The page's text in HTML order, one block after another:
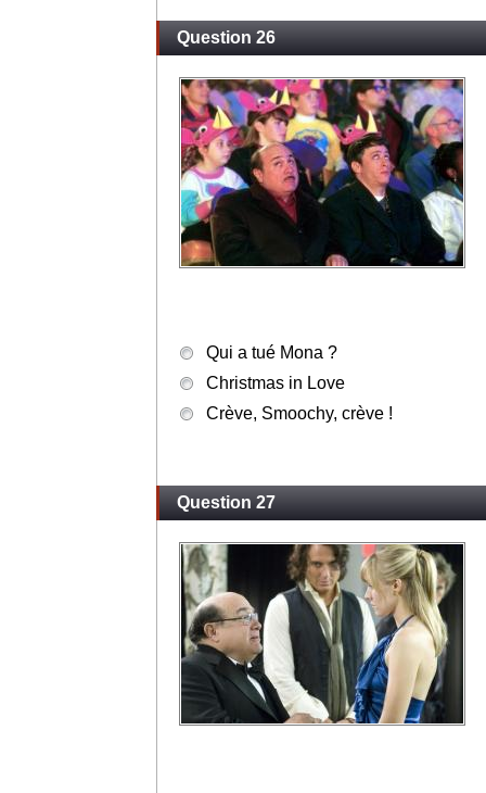
Question 26
Qui a tué Mona ?
Christmas in Love
Crève, Smoochy, crève !
Question 27